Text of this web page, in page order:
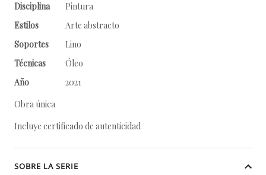
Disciplina
Pintura
Estilos
Arte abstracto
Soportes
Lino
Técnicas
Óleo
Año
2021
Obra única
Incluye certificado de autenticidad
SOBRE LA SERIE